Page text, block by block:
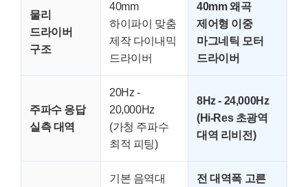
물리
드라이버
구조
40mm
하이파이 맞춤
제작 다이내믹
드라이버
40mm 왜곡
제어형 이중
마그네틱 모터
드라이버
주파수 응답
실측 대역
20Hz -
20,000Hz
(가청 주파수
최적 피팅)
8Hz - 24,000Hz
(Hi-Res 초광역
대역 리비전)
기본 음역대
전 대역폭 고른